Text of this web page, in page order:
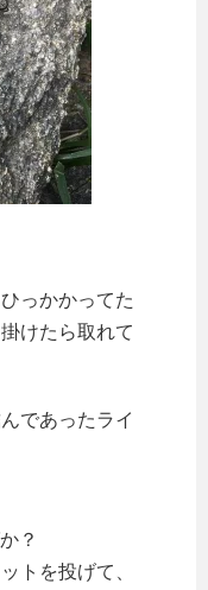
っかかってた
けたら取れて
であったライ
？
トを投げて、